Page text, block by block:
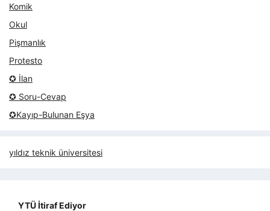
Komik
Okul
Pişmanlık
Protesto
✪ İlan
✪ Soru-Cevap
✪Kayıp-Bulunan Eşya
yıldız teknik üniversitesi
YTÜ İtiraf Ediyor